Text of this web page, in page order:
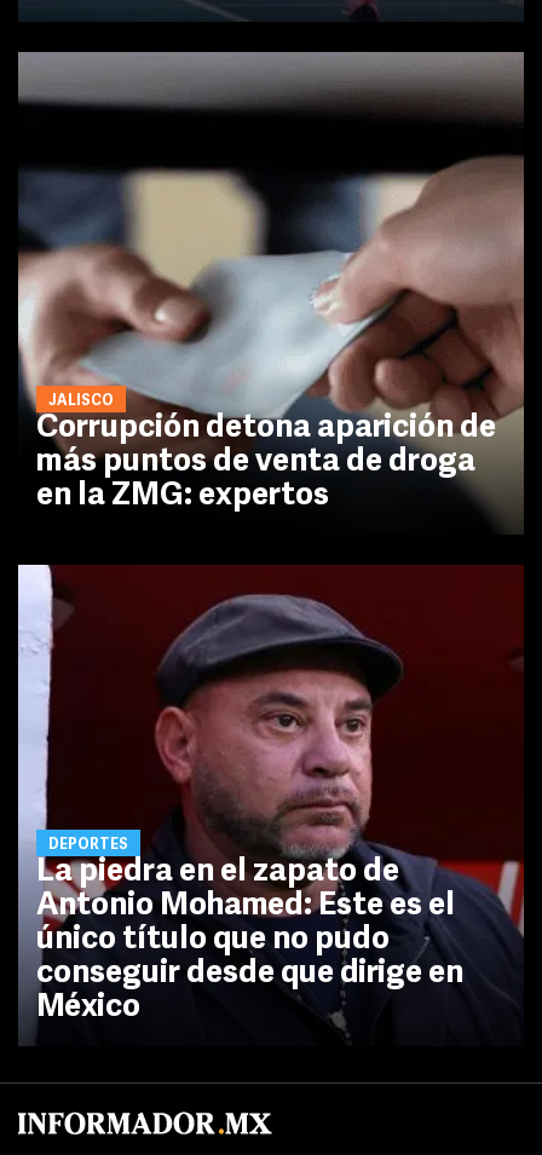
JALISCO
Corrupción detona aparición de
más puntos de venta de droga
en la ZMG: expertos
DEPORTES
La piedra en el zapato de
Antonio Mohamed: Este es el
único título que no pudo
conseguir desde que dirige en
México